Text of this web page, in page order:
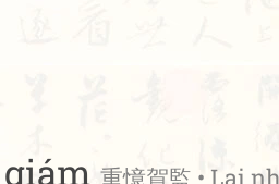
重憶賀監 • Lại